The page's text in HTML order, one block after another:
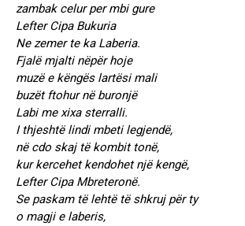
zambak celur per mbi gure
Lefter Cipa Bukuria
Ne zemer te ka Laberia.
Fjalë mjalti nëpër hoje
muzë e këngës lartësi mali
buzët ftohur në buronjë
Labi me xixa sterralli.
I thjeshtë lindi mbeti legjendë,
në cdo skaj të kombit tonë,
kur kercehet kendohet një kengë,
Lefter Cipa Mbreteronë.
Se paskam të lehtë të shkruj për ty
o magji e laberis,